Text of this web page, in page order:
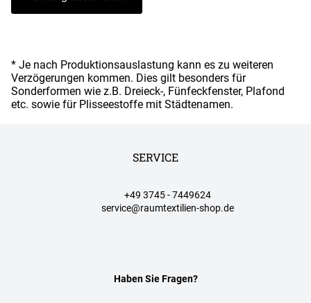
* Je nach Produktionsauslastung kann es zu weiteren
Verzögerungen kommen. Dies gilt besonders für
Sonderformen wie z.B. Dreieck-, Fünfeckfenster, Plafond
etc. sowie für Plisseestoffe mit Städtenamen.
SERVICE
Haben Sie Fragen?
+49 3745 - 7449624
service@raumtextilien-shop.de